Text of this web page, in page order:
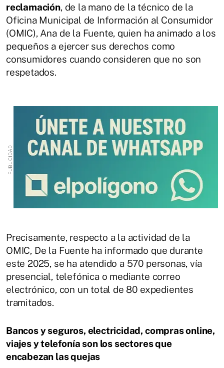
reclamación, de la mano de la técnico de la
Oficina Municipal de Información al Consumidor
(OMIC), Ana de la Fuente, quien ha animado a los
pequeños a ejercer sus derechos como
consumidores cuando consideren que no son
respetados.
Precisamente, respecto a la actividad de la
OMIC, De la Fuente ha informado que durante
este 2025, se ha atendido a 570 personas, vía
presencial, telefónica o mediante correo
electrónico, con un total de 80 expedientes
tramitados.
Bancos y seguros, electricidad, compras online,
viajes y telefonía son los sectores que
encabezan las quejas